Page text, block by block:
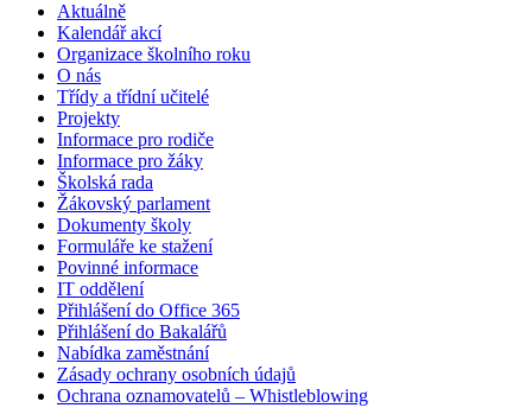
Aktuálně
Kalendář akcí
Organizace školního roku
O nás
Třídy a třídní učitelé
Projekty
Informace pro rodiče
Informace pro žáky
Školská rada
Žákovský parlament
Dokumenty školy
Formuláře ke stažení
Povinné informace
IT oddělení
Přihlášení do Office 365
Přihlášení do Bakalářů
Nabídka zaměstnání
Zásady ochrany osobních údajů
Ochrana oznamovatelů – Whistleblowing